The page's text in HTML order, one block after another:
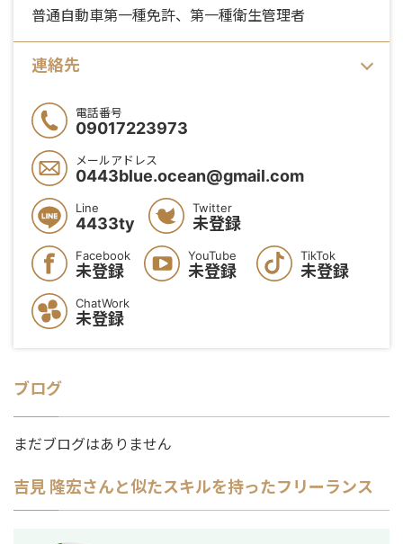
普通自動車第一種免許、第一種衛生管理者
連絡先
電話番号
09017223973
メールアドレス
0443blue.ocean@gmail.com
Line
4433ty
Twitter
未登録
Facebook
未登録
YouTube
未登録
TikTok
未登録
ChatWork
未登録
ブログ
まだブログはありません
吉見 隆宏さんと似たスキルを持ったフリーランス